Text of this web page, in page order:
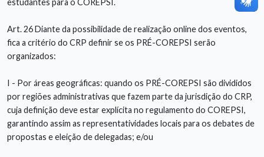
estudantes para o COREPSI.
Art. 26 Diante da possibilidade de realização online dos eventos,
fica a critério do CRP definir se os PRÉ-COREPSI serão
organizados:
I - Por áreas geográficas: quando os PRÉ-COREPSI são divididos
por regiões administrativas que fazem parte da jurisdição do CRP,
cuja definição deve estar explícita no regulamento do COREPSI,
garantindo assim as representatividades locais para os debates de
propostas e eleição de delegadas; e/ou